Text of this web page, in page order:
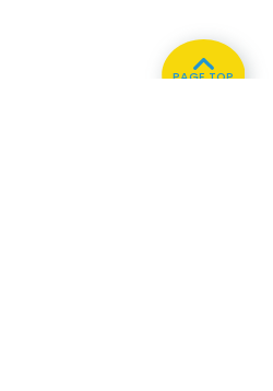
PAGE TOP